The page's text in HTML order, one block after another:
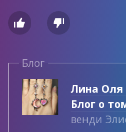
 
Блог
Лина Оля
Блог о
венди